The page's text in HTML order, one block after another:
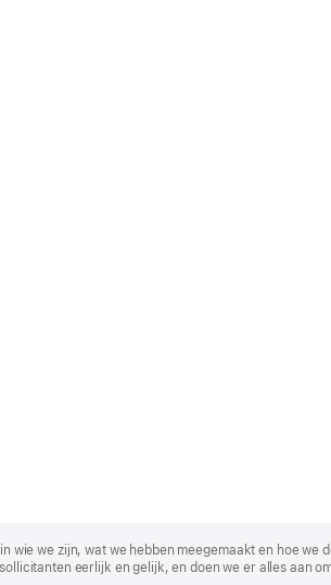
wie we zijn, wat we hebben meegemaakt en hoe we
eerlijk en gelijk, en doen we er alles aan